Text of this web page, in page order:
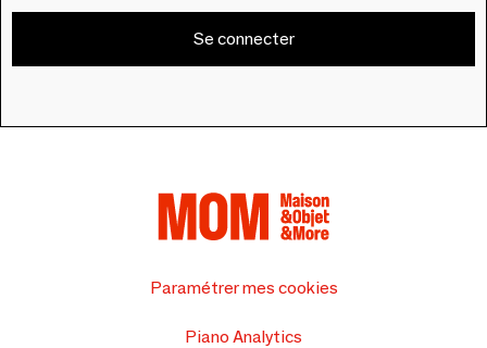
Se connecter
Paramétrer mes cookies
Piano Analytics